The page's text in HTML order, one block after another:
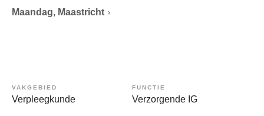
Maandag, Maastricht
VAKGEBIED
Verpleegkunde
FUNCTIE
Verzorgende IG